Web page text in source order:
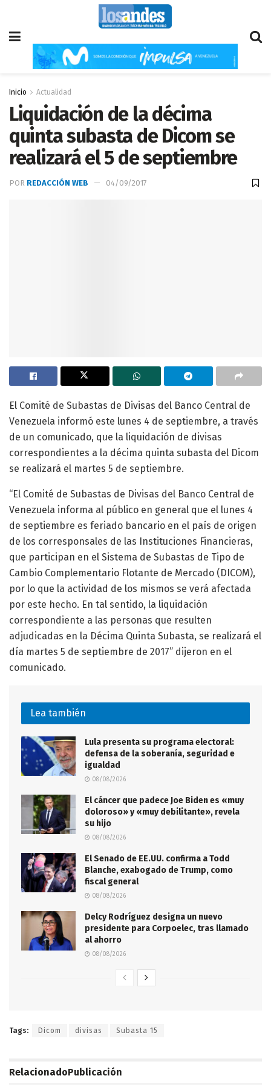
Inicio Actualidad
Liquidación de la décima
quinta subasta de Dicom se
realizará el 5 de septiembre
POR REDACCIÓN WEB 04/09/2017
El Comité de Subastas de Divisas del Banco Central de
Venezuela informó este lunes 4 de septiembre, a través
de un comunicado, que la liquidación de divisas
correspondientes a la décima quinta subasta del Dicom
se realizará el martes 5 de septiembre.
“El Comité de Subastas de Divisas del Banco Central de
Venezuela informa al público en general que el lunes 4
de septiembre es feriado bancario en el país de origen
de los corresponsales de las Instituciones Financieras,
que participan en el Sistema de Subastas de Tipo de
Cambio Complementario Flotante de Mercado (DICOM),
por lo que la actividad de los mismos se verá afectada
por este hecho. En tal sentido, la liquidación
correspondiente a las personas que resulten
adjudicadas en la Décima Quinta Subasta, se realizará el
día martes 5 de septiembre de 2017” dijeron en el
comunicado.
Lea también
Lula presenta su programa electoral:
defensa de la soberanía, seguridad e
igualdad
08/08/2026
El cáncer que padece Joe Biden es «muy
doloroso» y «muy debilitante», revela
su hijo
08/08/2026
El Senado de EE.UU. confirma a Todd
Blanche, exabogado de Trump, como
fiscal general
08/08/2026
Delcy Rodríguez designa un nuevo
presidente para Corpoelec, tras llamado
al ahorro
08/08/2026
Tags: Dicom divisas Subasta 15
RelacionadoPublicación